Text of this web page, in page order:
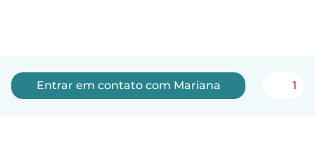
Entrar em contato com Mariana 1